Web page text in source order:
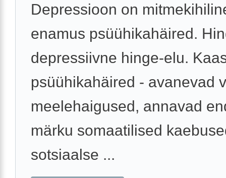
Depressioon on
enamus psüühikahäired.
depressiivne hinge-elu.
psüühikahäired - avanevad
meelehaigused, annavad
märku somaatilised
sotsiaalse ...